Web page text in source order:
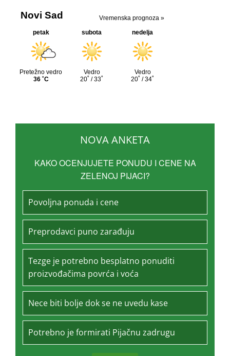
NOVA ANKETA
KAKO OCENJUJETE PONUDU I CENE NA
ZELENOJ PIJACI?
Povoljna ponuda i cene
Preprodavci puno zarađuju
Tezge je potrebno besplatno ponuditi
proizvođačima povrća i voća
Nece biti bolje dok se ne uvedu kase
Potrebno je formirati Pijačnu zadrugu